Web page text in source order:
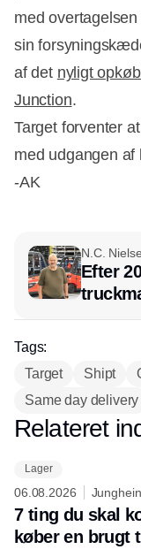
med
sin
af det nyligt
Junction.
Target forventer
med udgangen af
-AK
N.C.
Efter
Tags:
Target
Shipt
Same day delivery
Relateret
Lager
06.08.2026
A/S
7 ting du skal
køber en brugt